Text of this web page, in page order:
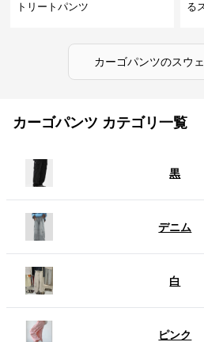
トリートパンツ
る
カーゴパンツのスウ
カーゴパンツ カテゴリ一覧
黒
デニム
白
ピンク